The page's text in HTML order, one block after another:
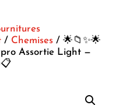
/ Chemises/ 🌟📁✨🌟
Assortie Light —